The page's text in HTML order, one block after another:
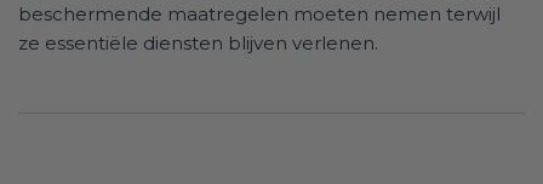
beschermende maatregelen moeten nemen terwijl
ze essentiële diensten blijven verlenen.